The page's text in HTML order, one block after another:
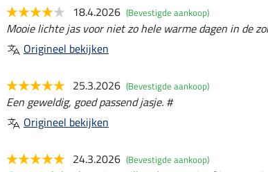
18.4.2026 (Bevestigde aankoop)
Mooie lichte jas voor niet zo hele warme dagen in de
Origineel bekijken
25.3.2026 (Bevestigde aankoop)
Een geweldig, goed passend jasje. #
Origineel bekijken
24.3.2026 (Bevestigde aankoop)